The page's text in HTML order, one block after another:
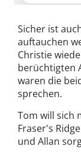
Sicher ist
auftauchen
Christie
berüchtigten
waren die
sprechen.
Tom will sich
Fraser's
und Allan